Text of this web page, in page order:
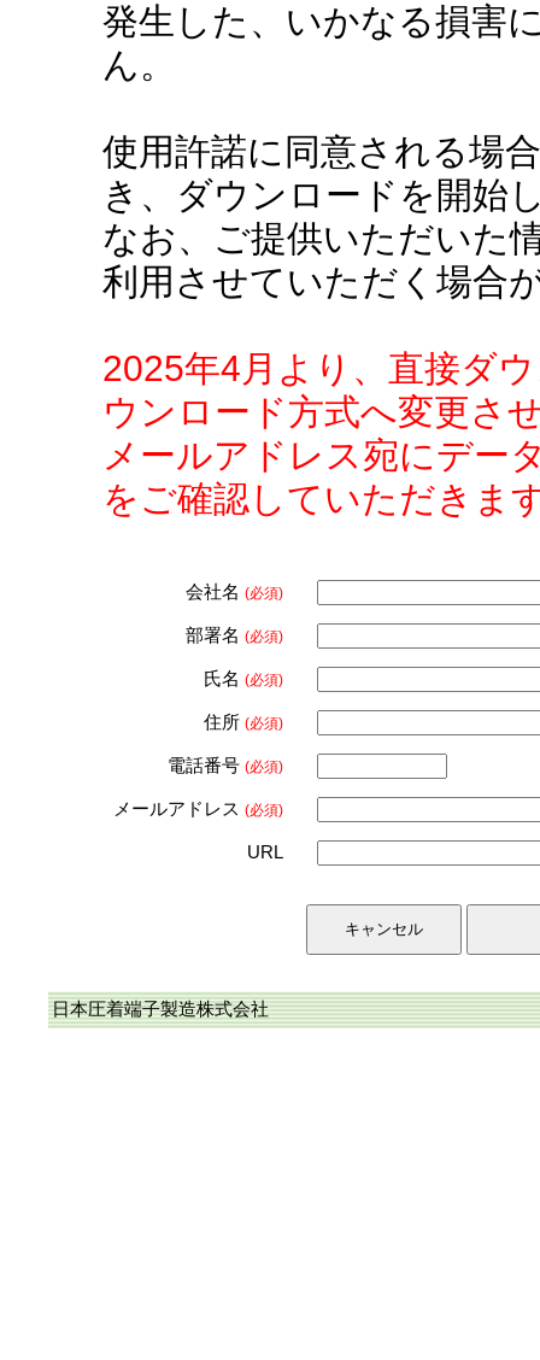
発生した、いかなる損害
ん。
使用許諾に同意される場
き、ダウンロードを開始
なお、ご提供いただいた
利用させていただく場合
2025年4月より、直接ダ
ウンロード方式へ変更さ
メールアドレス宛にデー
をご確認していただきま
会社名 (必須)
部署名 (必須)
氏名 (必須)
住所 (必須)
電話番号 (必須)
メールアドレス (必須)
URL
日本圧着端子製造株式会社